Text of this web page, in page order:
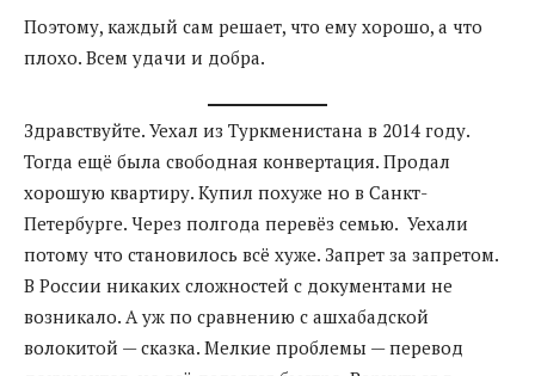
Поэтому, каждый сам решает, что ему хорошо, а что
плохо. Всем удачи и добра.
Здравствуйте. Уехал из Туркменистана в 2014 году.
Тогда ещё была свободная конвертация. Продал
хорошую квартиру. Купил похуже но в Санкт-
Петербурге. Через полгода перевёз семью. Уехали
потому что становилось всё хуже. Запрет за запретом.
В России никаких сложностей с документами не
возникало. А уж по сравнению с ашхабадской
волокитой — сказка. Мелкие проблемы — перевод